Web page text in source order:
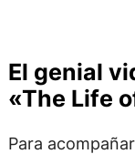
El genial
«The Life
Para